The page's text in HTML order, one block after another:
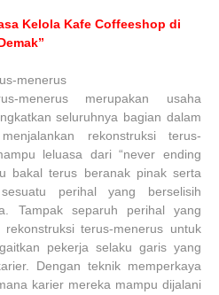
Kelola Kafe Coffeeshop di
menerus
menerus merupakan usaha
seluruhnya bagian dalam
rekonstruksi terus-
leluasa dari “never ending
bakal terus beranak pinak serta
perihal yang berselisih
Tampak separuh perihal yang
terus-menerus untuk
pekerja selaku garis yang
Dengan teknik memperkaya
karier mereka mampu dijalani